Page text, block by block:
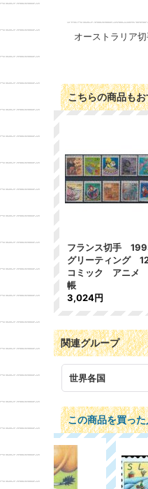
オーストラリ
こちらの商品も
フランス切手
グリーティング
コミック アニメ
帳
3,024円
関連グループ
世界各国
この商品を買っ